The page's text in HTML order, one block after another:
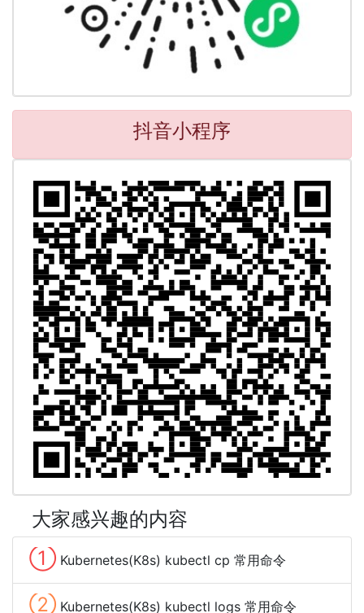
抖音小程序
大家感兴趣的内容
① Kubernetes(K8s) kubectl cp 常用命令
② Kubernetes(K8s) kubectl logs 常用命令